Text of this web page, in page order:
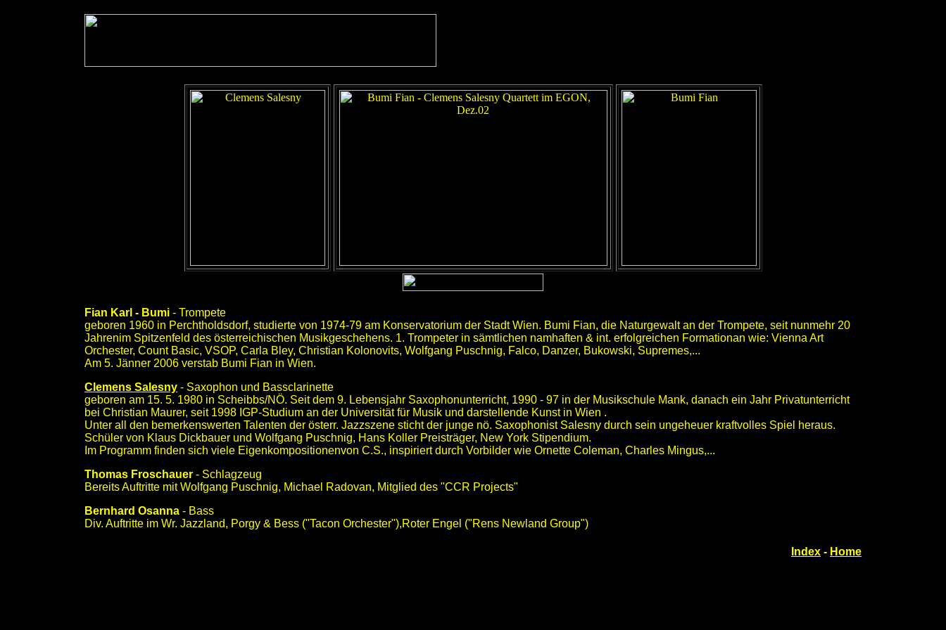
Fian Karl - Bumi - Trompete
geboren 1960 in Perchtholdsdorf, studierte von 1974-79 am Konservatorium der Stadt Wien. Bumi Fian, die Naturgewalt an der Trompete, seit nunmehr 20
Jahrenim Spitzenfeld des österreichischen Musikgeschehens. 1. Trompeter in sämtlichen namhaften & int. erfolgreichen Formationan wie: Vienna Art
Orchester, Count Basic, VSOP, Carla Bley, Christian Kolonovits, Wolfgang Puschnig, Falco, Danzer, Bukowski, Supremes,...
Am 5. Jänner 2006 verstab Bumi Fian in Wien.
Clemens Salesny - Saxophon und Bassclarinette
geboren am 15. 5. 1980 in Scheibbs/NÖ. Seit dem 9. Lebensjahr Saxophonunterricht, 1990 - 97 in der Musikschule Mank, danach ein Jahr Privatunterricht
bei Christian Maurer, seit 1998 IGP-Studium an der Universität für Musik und darstellende Kunst in Wien .
Unter all den bemerkenswerten Talenten der österr. Jazzszene sticht der junge nö. Saxophonist Salesny durch sein ungeheuer kraftvolles Spiel heraus.
Schüler von Klaus Dickbauer und Wolfgang Puschnig, Hans Koller Preisträger, New York Stipendium.
Im Programm finden sich viele Eigenkompositionenvon C.S., inspiriert durch Vorbilder wie Ornette Coleman, Charles Mingus,...
Thomas Froschauer - Schlagzeug
Bereits Auftritte mit Wolfgang Puschnig, Michael Radovan, Mitglied des "CCR Projects"
Bernhard Osanna - Bass
Div. Auftritte im Wr. Jazzland, Porgy & Bess ("Tacon Orchester"),Roter Engel ("Rens Newland Group")
Index - Home